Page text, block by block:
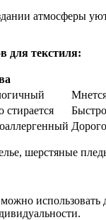
атмосферы
для текстиля:
шерстяные
использовать